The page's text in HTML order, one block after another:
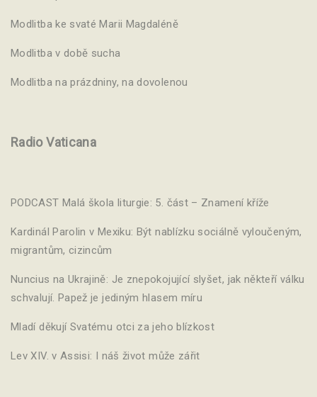
Modlitba ke svaté Marii Magdaléně
Modlitba v době sucha
Modlitba na prázdniny, na dovolenou
Radio Vaticana
PODCAST Malá škola liturgie: 5. část – Znamení kříže
Kardinál Parolin v Mexiku: Být nablízku sociálně vyloučeným,
migrantům, cizincům
Nuncius na Ukrajině: Je znepokojující slyšet, jak někteří válku
schvalují. Papež je jediným hlasem míru
Mladí děkují Svatému otci za jeho blízkost
Lev XIV. v Assisi: I náš život může zářit